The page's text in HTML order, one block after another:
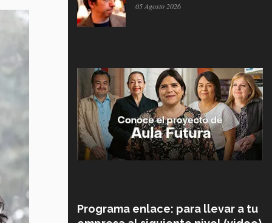
05 Agosto 2026
Programa enlace: para llevar a tu